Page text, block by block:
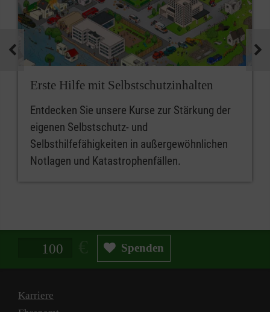
Erste Hilfe mit Selbstschutzinhalten
Entdecken Sie unsere Kurse zur Stärkung der
eigenen Selbstschutz- und
Selbsthilfefähigkeiten in außergewöhnlichen
Notlagen und Katastrophenfällen.
Spendenbetrag in Euro Spenden
Karriere